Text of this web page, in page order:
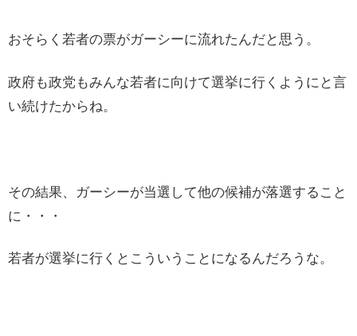
おそらく若者の票がガーシーに流れたんだと思う。
政府も政党もみんな若者に向けて選挙に行くようにと言
い続けたからね。
その結果、ガーシーが当選して他の候補が落選すること
に・・・
若者が選挙に行くとこういうことになるんだろうな。